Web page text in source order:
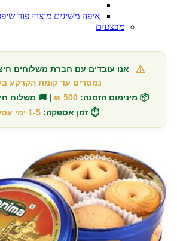
איפה משיגים מוצרי פור
מבצעים
⚠️ אנו עובדים עם חברת משלוחים
נמסרים עד קומת הקרקע
📦 מינימום הזמנה: 500 ₪ | 🚚 משלוח
⏱️ זמן אספקה: 1-5 ימי עסקים